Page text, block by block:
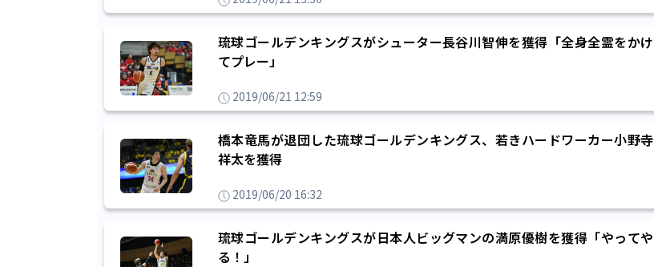
琉球ゴールデンキングスがシューター長谷川智伸を獲得「全身全霊をかけ
てプレー」
2019/06/21 12:59
橋本竜馬が退団した琉球ゴールデンキングス、若きハードワーカー小野寺
祥太を獲得
2019/06/20 16:32
琉球ゴールデンキングスが日本人ビッグマンの満原優樹を獲得「やってや
る！」